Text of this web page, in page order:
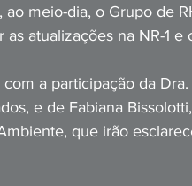
ao meio-dia, o Grupo de
as atualizações na NR-1
a participação da
e de Fabiana
que irão